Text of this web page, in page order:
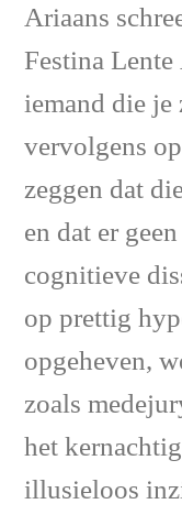
Ariaans
Festina
iemand die
vervolgens
zeggen dat
en dat er
cognitieve
op prettig
opgeheven,
zoals
het
illusieloos